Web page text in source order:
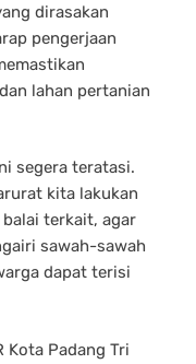
dirasakan
pengerjaan
lahan pertanian
segera teratasi.
kita lakukan
terkait, agar
sawah-sawah
dapat terisi
Kota Padang Tri